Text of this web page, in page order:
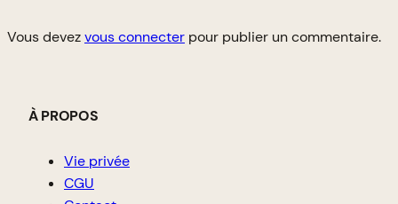
Vous devezvous connecter pour publier un commentaire.
À PROPOS
Vie privée
CGU